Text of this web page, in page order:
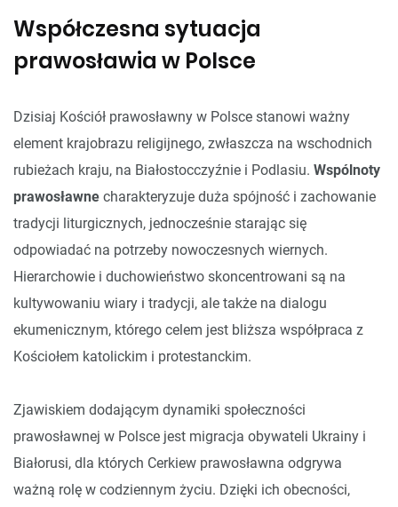
Współczesna sytuacja
prawosławia w Polsce
Dzisiaj Kościół prawosławny w Polsce stanowi ważny
element krajobrazu religijnego, zwłaszcza na wschodnich
rubieżach kraju, na Białostocczyźnie i Podlasiu. Wspólnoty
prawosławne charakteryzuje duża spójność i zachowanie
tradycji liturgicznych, jednocześnie starając się
odpowiadać na potrzeby nowoczesnych wiernych.
Hierarchowie i duchowieństwo skoncentrowani są na
kultywowaniu wiary i tradycji, ale także na dialogu
ekumenicznym, którego celem jest bliższa współpraca z
Kościołem katolickim i protestanckim.
Zjawiskiem dodającym dynamiki społeczności
prawosławnej w Polsce jest migracja obywateli Ukrainy i
Białorusi, dla których Cerkiew prawosławna odgrywa
ważną rolę w codziennym życiu. Dzięki ich obecności,